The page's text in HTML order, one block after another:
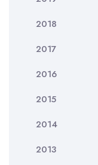
2018
2017
2016
2015
2014
2013